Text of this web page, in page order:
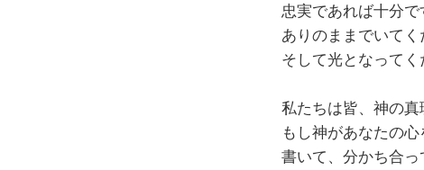
忠実であれば十分で
ありのままでいてく
そして光となってく
私たちは皆、神の真
もし神があなたの
書いて、分かち合っ